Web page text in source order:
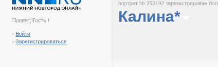
Привет, Гость !
- Войти
- Зарегистрироваться
портрет № 252192 зарегистрирован
Калина*